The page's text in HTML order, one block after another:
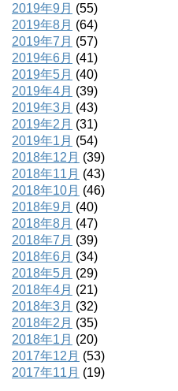
2019年9月 (55)
2019年8月 (64)
2019年7月 (57)
2019年6月 (41)
2019年5月 (40)
2019年4月 (39)
2019年3月 (43)
2019年2月 (31)
2019年1月 (54)
2018年12月 (39)
2018年11月 (43)
2018年10月 (46)
2018年9月 (40)
2018年8月 (47)
2018年7月 (39)
2018年6月 (34)
2018年5月 (29)
2018年4月 (21)
2018年3月 (32)
2018年2月 (35)
2018年1月 (20)
2017年12月 (53)
2017年11月 (19)